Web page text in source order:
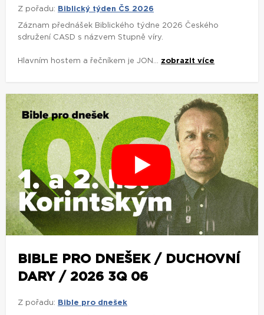
Z pořadu: Biblický týden ČS 2026
Záznam přednášek Biblického týdne 2026 Českého
sdružení CASD s názvem Stupně víry.
Hlavním hostem a řečníkem je JON... zobrazit více
BIBLE PRO DNEŠEK / DUCHOVNÍ
DARY / 2026 3Q 06
Z pořadu: Bible pro dnešek